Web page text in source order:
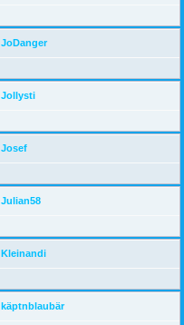
JoDanger
Jollysti
Josef
Julian58
Kleinandi
käptnblaubär